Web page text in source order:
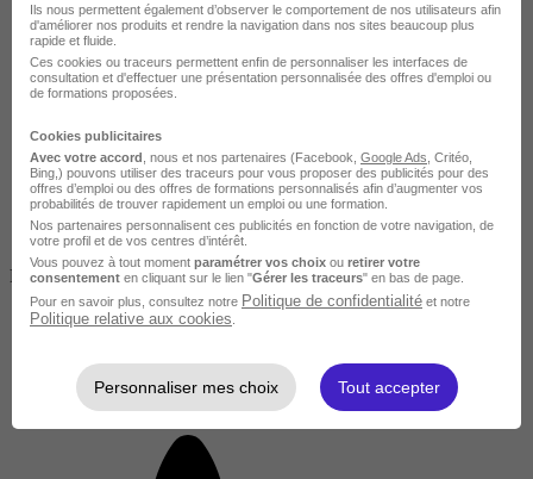
Tout public
Finançable CPF
Ils nous permettent également d’observer le comportement de nos utilisateurs afin
d'améliorer nos produits et rendre la navigation dans nos sites beaucoup plus
rapide et fluide.
Ces cookies ou traceurs permettent enfin de personnaliser les interfaces de
consultation et d'effectuer une présentation personnalisée des offres d'emploi ou
de formations proposées.
Cookies publicitaires
Avec votre accord , nous et nos partenaires (Facebook, Google Ads , Critéo,
Bing,) pouvons utiliser des traceurs pour vous proposer des publicités pour des
offres d’emploi ou des offres de formations personnalisés afin d’augmenter vos
probabilités de trouver rapidement un emploi ou une formation.
Nos partenaires personnalisent ces publicités en fonction de votre navigation, de
votre profil et de vos centres d’intérêt.
Vous pouvez à tout moment paramétrer vos choix ou retirer votre
consentement en cliquant sur le lien "Gérer les traceurs" en bas de page.
Pour en savoir plus, consultez notre Politique de confidentialité et notre
Politique relative aux cookies
Personnaliser mes choix Tout accepter